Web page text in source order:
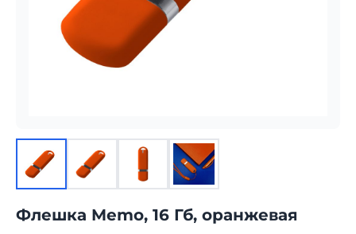
Флешка Memo, 16 Гб, оранжевая